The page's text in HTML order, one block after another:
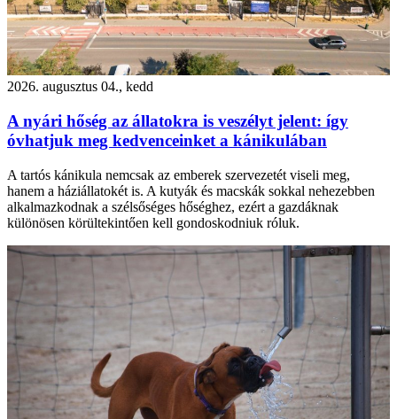
2026. augusztus 04., kedd
A nyári hőség az állatokra is veszélyt jelent: így
óvhatjuk meg kedvenceinket a kánikulában
A tartós kánikula nemcsak az emberek szervezetét viseli meg,
hanem a háziállatokét is. A kutyák és macskák sokkal nehezebben
alkalmazkodnak a szélsőséges hőséghez, ezért a gazdáknak
különösen körültekintően kell gondoskodniuk róluk.